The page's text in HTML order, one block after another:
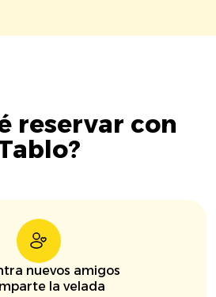
reservar con
nuevos amigos
la velada